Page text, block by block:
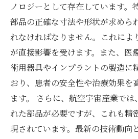
ノロジーとして存在しています。
部品の正確な寸法や形状が求めら
れなければなりません。これによ
が直接影響を受けます。また、医
術用器具やインプラントの製造に
おり、患者の安全性や治療効果を
ます。 さらに、航空宇宙産業で
れた部品が必要ですが、これも精
現されています。最新の技術動向